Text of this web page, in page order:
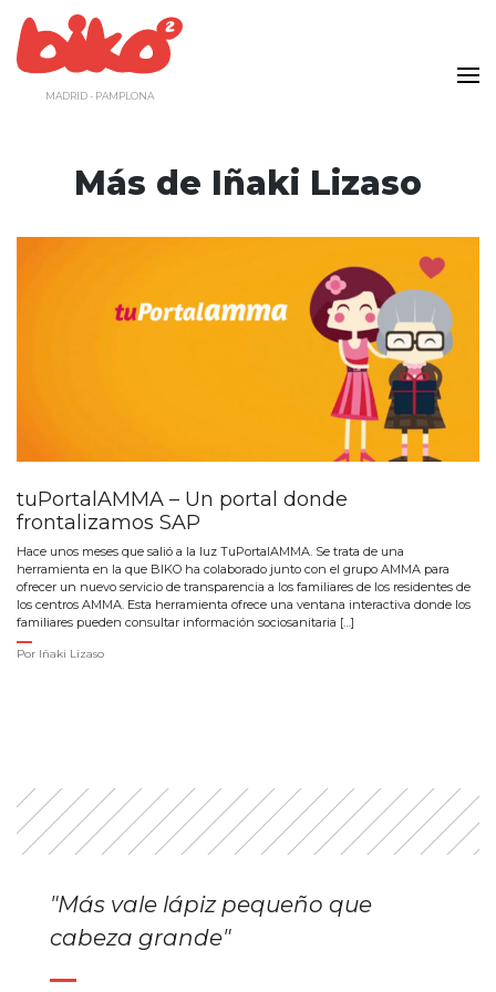
contenido
MADRID - PAMPLONA
Más de Iñaki Lizaso
tuPortalAMMA – Un portal donde
frontalizamos SAP
Hace unos meses que salió a la luz TuPortalAMMA. Se trata de una
herramienta en la que BIKO ha colaborado junto con el grupo AMMA para
ofrecer un nuevo servicio de transparencia a los familiares de los residentes de
los centros AMMA. Esta herramienta ofrece una ventana interactiva donde los
familiares pueden consultar información sociosanitaria […]
Por Iñaki Lizaso
"Más vale lápiz pequeño que
cabeza grande"